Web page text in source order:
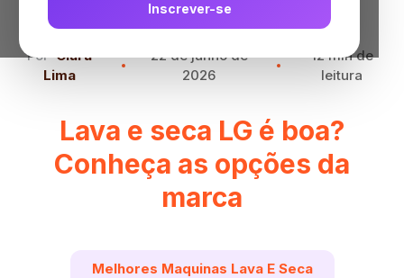
Por Clara
Lima
22 de junho de
2026
12 min de
leitura
Lava e seca LG é boa?
Conheça as opções da
marca
Melhores Maquinas Lava E Seca
Inscrever-se